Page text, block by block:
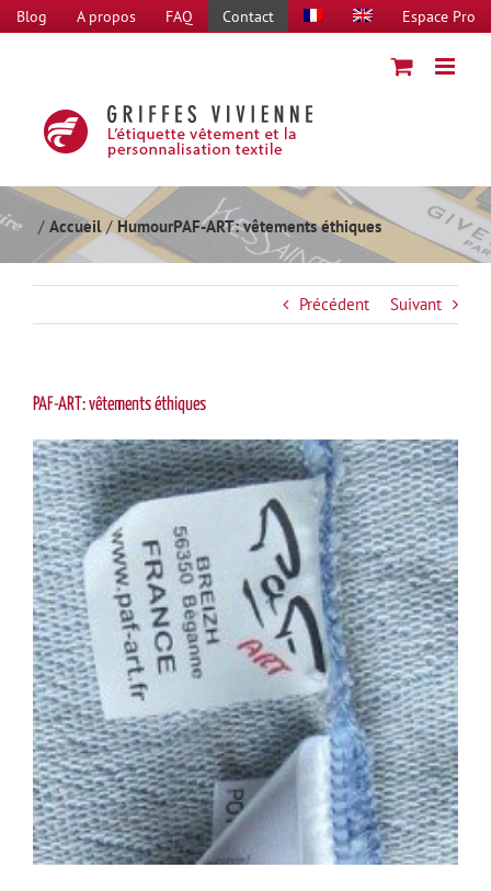
Passer
au
Blog A propos FAQ Contact Espace Pro
Accueil HumourPAF-ART: vêtements éthiques
Précédent Suivant
PAF-ART: vêtements éthiques
Voir
l'image
agrandie